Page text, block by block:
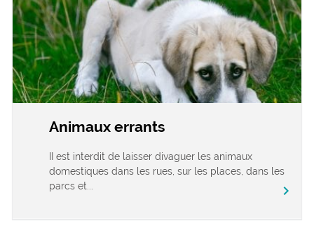
Animaux errants
II est interdit de laisser divaguer les animaux
domestiques dans les rues, sur les places, dans les
parcs et...
chevron_right